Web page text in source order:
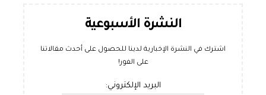
النشرة الأسبوعية
اشترك في النشرة الإخبارية لدينا للحصول على أحدث مقالاتنا
على الفور!
البريد الإلكتروني: